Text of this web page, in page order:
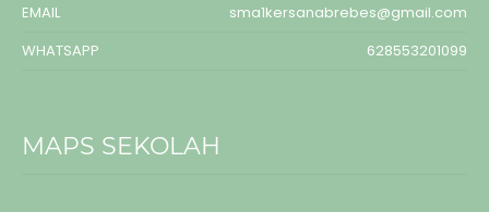
EMAIL
sma1kersanabrebes@gmail.com
WHATSAPP
628553201099
MAPS SEKOLAH